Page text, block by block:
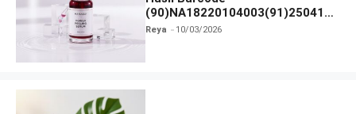
(90)NA18220104003(91)250418
dan Izin BPOM
Reya 10/03/2026